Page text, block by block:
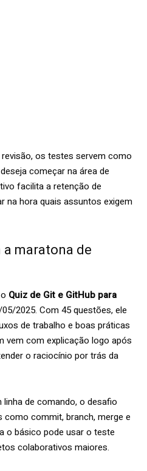
os testes servem como
começar na área de
facilita a retenção de
na hora quais assuntos exigem
a maratona de
Quiz de Git e GitHub para
2025. Com 45 questões, ele
de trabalho e boas práticas
vem com explicação logo após
o raciocínio por trás da
de comando, o desafio
commit, branch, merge e
o básico pode usar o teste
colaborativos maiores.